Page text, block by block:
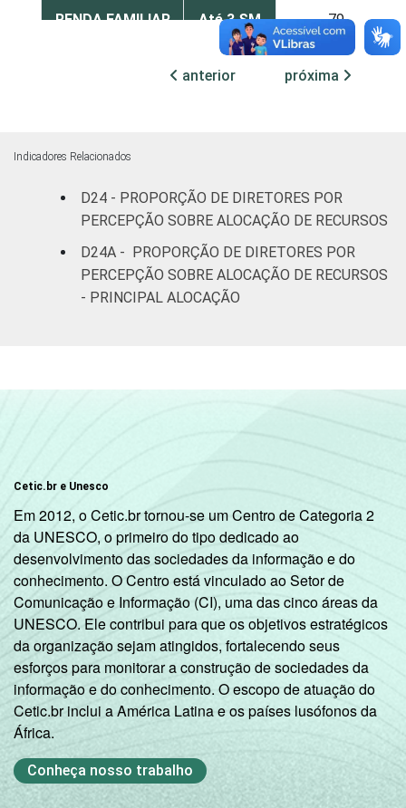
RENDA FAMILIAR Até 3 SM 79
até 5 SM
79
RENDA PESSOAL Até 3 SM 78
Mais de 3
até 5 SM
81
Mais de 5
Sudeste 82
Sul 80
DEPENDÊNCIA
ADMINISTRATIVA
Pública
Municipal
90
Pública
Estadual
80
Total —
Públicas
84
anterior próxima
Indicadores Relacionados
D24 - PROPORÇÃO DE DIRETORES POR
PERCEPÇÃO SOBRE ALOCAÇÃO DE RECURSOS
D24A - PROPORÇÃO DE DIRETORES POR
PERCEPÇÃO SOBRE ALOCAÇÃO DE RECURSOS
- PRINCIPAL ALOCAÇÃO
Cetic.br e Unesco
Em 2012, o Cetic.br tornou-se um Centro de Categoria 2
da UNESCO, o primeiro do tipo dedicado ao
desenvolvimento das sociedades da informação e do
conhecimento. O Centro está vinculado ao Setor de
Comunicação e Informação (CI), uma das cinco áreas da
UNESCO. Ele contribui para que os objetivos estratégicos
da organização sejam atingidos, fortalecendo seus
esforços para monitorar a construção de sociedades da
informação e do conhecimento. O escopo de atuação do
Cetic.br inclui a América Latina e os países lusófonos da
África.
Conheça nosso trabalho